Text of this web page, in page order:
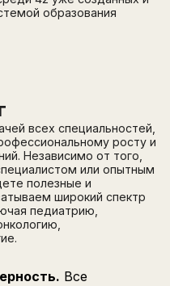
образования
всех специальностей,
росту и
Независимо от того,
или опытным
полезные и
широкий спектр
педиатрию,
Все